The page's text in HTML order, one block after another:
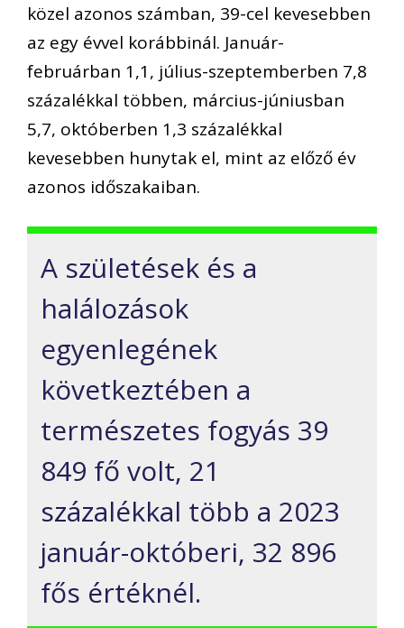
közel azonos számban, 39-cel kevesebben
az egy évvel korábbinál. Január-
februárban 1,1, július-szeptemberben 7,8
százalékkal többen, március-júniusban
5,7, októberben 1,3 százalékkal
kevesebben hunytak el, mint az előző év
azonos időszakaiban.
A születések és a
halálozások
egyenlegének
következtében a
természetes fogyás 39
849 fő volt, 21
százalékkal több a 2023
január-októberi, 32 896
fős értéknél.